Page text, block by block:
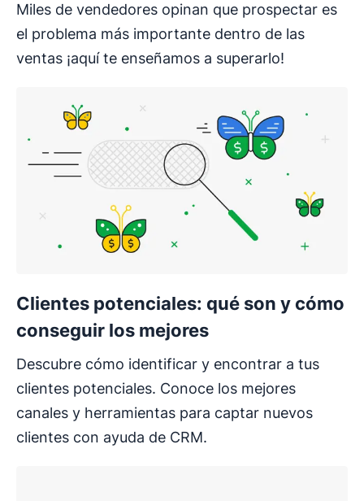
Miles de vendedores opinan que prospectar es
el problema más importante dentro de las
ventas ¡aquí te enseñamos a superarlo!
Clientes potenciales: qué son y cómo
conseguir los mejores
Descubre cómo identificar y encontrar a tus
clientes potenciales. Conoce los mejores
canales y herramientas para captar nuevos
clientes con ayuda de CRM.